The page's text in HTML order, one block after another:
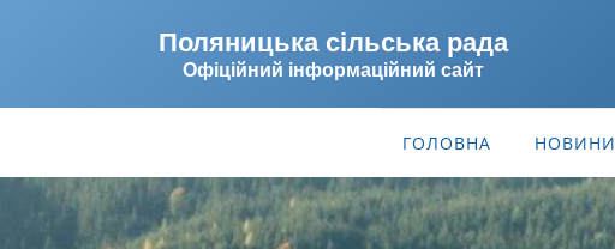
Поляницька сільська рада
Офіційний інформаційний сайт
ГОЛОВНА НОВИНИ